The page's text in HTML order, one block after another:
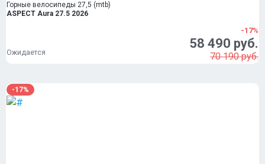
Горные велосипеды 27,5 (mtb)
ASPECT Aura 27.5 2026
Ожидается
-17%
58 490 руб.
70 190 руб.
-17%